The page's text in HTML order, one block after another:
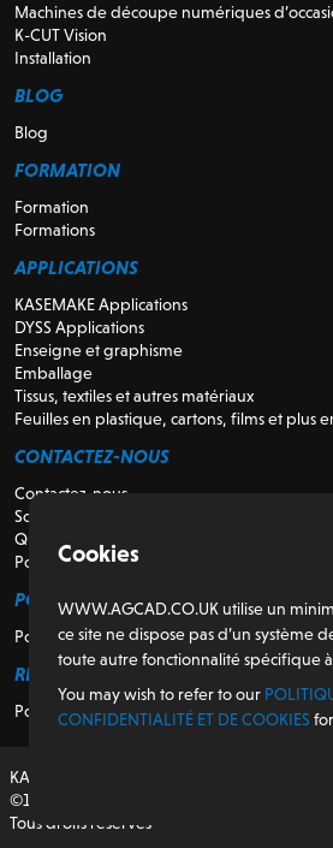
Machines de découpe numériques
K-CUT Vision
Installation
BLOG
Blog
FORMATION
Formation
Formations
APPLICATIONS
KASEMAKE Applications
DYSS Applications
Enseigne et graphisme
Emballage
Tissus, textiles et autres matériaux
Feuilles en plastique, cartons, films et plus
CONTACTEZ-NOUS
Contactez-nous
Soutien
Qui sommes-nous
Pour les revendeurs
POUR LES CLIENTS
Portail client
RÉGULATEUR
Politique de confidentialité et de cookies
KASEMAKE, conçu et développé au
©1987-2026 AG/CAD Limited
Tous droits réservés
Cookies
WWW.AGCAD.CO.UK utilise un
ce site ne dispose pas d’un système
toute autre fonctionnalité spécifique à
You may wish to refer to our
CONFIDENTIALITÉ ET DE COOKIES